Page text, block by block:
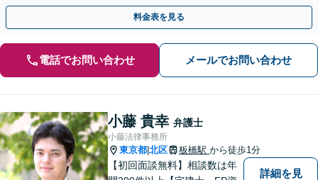
多数。後見など高齢者の問題にも対応可
料金表を見る
電話でお問い合わせ メールでお問い合わせ
小藤 貴幸 弁護士
小藤法律事務所
東京都 北区 板橋駅 から徒歩1分
【初回面談無料】相談数は年
詳細を見